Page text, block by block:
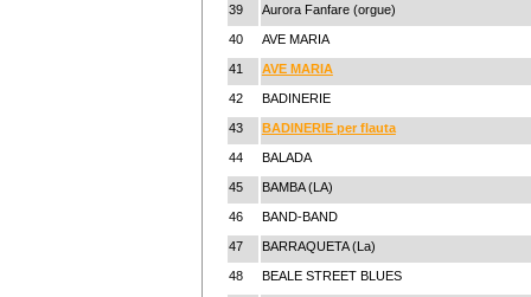
39 Aurora Fanfare (orgue)
40 AVE MARIA
41 AVE MARIA
42 BADINERIE
43 BADINERIE per flauta
44 BALADA
45 BAMBA (LA)
46 BAND-BAND
47 BARRAQUETA (La)
48 BEALE STREET BLUES